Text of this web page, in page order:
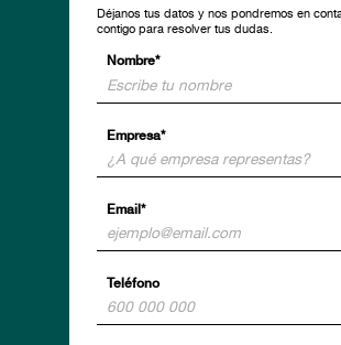
Déjanos tus datos y nos pondremos en
contigo para resolver tus dudas.
Nombre*
Empresa*
Email*
Teléfono